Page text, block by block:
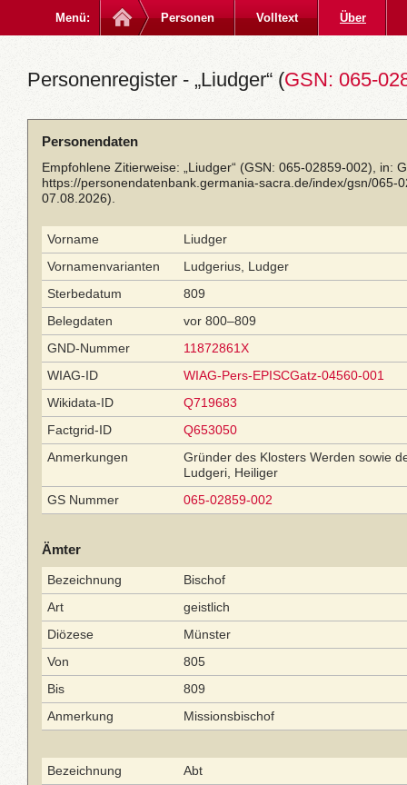
Menü: Personen Volltext Über
Personenregister - „Liudger“ (GSN: 065-
Personendaten
Empfohlene Zitierweise: „Liudger“ (GSN: 065-02859-002), in:
https://personendatenbank.germania-sacra.de/index/gsn/065-
07.08.2026).
Vorname
Liudger
Vornamenvarianten
Ludgerius, Ludger
Sterbedatum
809
Belegdaten
vor 800–809
GND-Nummer
11872861X
WIAG-ID
WIAG-Pers-EPISCGatz-04560-001
Wikidata-ID
Q719683
Factgrid-ID
Q653050
Anmerkungen
Gründer des Klosters Werden sowie
Ludgeri, Heiliger
GS Nummer
065-02859-002
Ämter
Bezeichnung
Bischof
Art
geistlich
Diözese
Münster
Von
805
Bis
809
Anmerkung
Missionsbischof
Bezeichnung
Abt